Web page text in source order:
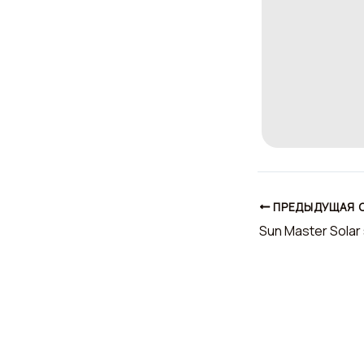
ПРЕДЫДУЩАЯ
Sun Master